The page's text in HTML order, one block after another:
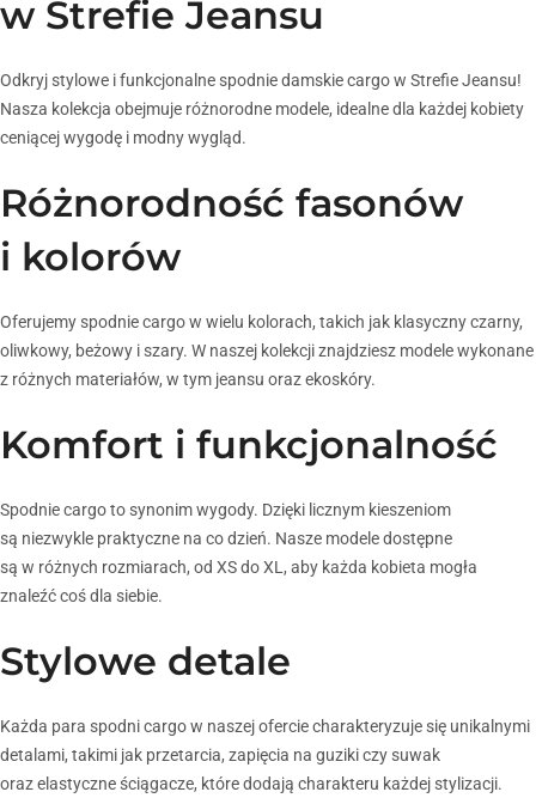
w Strefie Jeansu
Odkryj stylowe i funkcjonalne spodnie damskie cargo w Strefie Jeansu!
Nasza kolekcja obejmuje różnorodne modele, idealne dla każdej kobiety
ceniącej wygodę i modny wygląd.
Różnorodność fasonów
i kolorów
Oferujemy spodnie cargo w wielu kolorach, takich jak klasyczny czarny,
oliwkowy, beżowy i szary. W naszej kolekcji znajdziesz modele wykonane
z różnych materiałów, w tym jeansu oraz ekoskóry.
Komfort i funkcjonalność
Spodnie cargo to synonim wygody. Dzięki licznym kieszeniom
są niezwykle praktyczne na co dzień. Nasze modele dostępne
są w różnych rozmiarach, od XS do XL, aby każda kobieta mogła
znaleźć coś dla siebie.
Stylowe detale
Każda para spodni cargo w naszej ofercie charakteryzuje się unikalnymi
detalami, takimi jak przetarcia, zapięcia na guziki czy suwak
oraz elastyczne ściągacze, które dodają charakteru każdej stylizacji.